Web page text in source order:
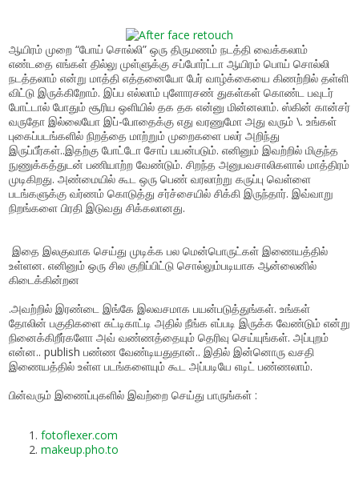
ஆயிரம் முறை “போய் சொல்லி” ஒரு திருமணம் நடத்தி வைக்கலாம்
எண்டதை எங்கள் தில்லு முள்ளுக்கு சப்போர்ட்டா ஆயிரம் பொய் சொல்லி
நடத்தலாம் என்று மாத்தி எத்தனையோ பேர் வாழ்க்கையை கிணற்றில் தள்ளி
விட்டு இருக்கிறோம். இப்ப எல்லாம் புளோரசண் துகள்கள் கொண்ட பவுடர்
போட்டால் போதும் சூரிய ஒளியில் தக தக என்னு மின்னலாம். ஸ்கின் கான்சர்
வருதோ இல்லையோ இப்-போதைக்கு எது வரணுமோ அது வரும் \. உங்கள்
புகைப்படங்களில் நிறத்தை மாற்றும் முறைகளை பலர் அறிந்து
இருப்பீர்கள்..இதற்கு போட்டோ சோப் பயன்படும். எனினும் இவற்றில் மிகுந்த
நுணுக்கத்துடன் பணியாற்ற வேண்டும். சிறந்த அனுபவசாலிகளால் மாத்திரம்
முடிகிறது. அண்மையில் கூட ஒரு பெண் வரலாற்று கருப்பு வெள்ளை
படங்களுக்கு வர்ணம் கொடுத்து சர்ச்சையில் சிக்கி இருந்தார். இவ்வாறு
நிறங்களை பிரதி இடுவது சிக்கலானது.
இதை இலகுவாக செய்து முடிக்க பல மென்பொருட்கள் இணையத்தில்
உள்ளன. எனினும் ஒரு சில குறிப்பிட்டு சொல்லும்படியாக ஆன்லைனில்
கிடைக்கின்றன
.அவற்றில் இரண்டை இங்கே இலவசமாக பயன்படுத்துங்கள். உங்கள்
தோலின் பகுதிகளை சுட்டிகாட்டி அதில் நீங்க எப்படி இருக்க வேண்டும் என்று
நினைக்கிறீர்களோ அவ் வண்ணத்தையும் தெரிவு செய்யுங்கள். அப்புறம்
என்ன.. publish பண்ண வேண்டியதுதான்.. இதில் இன்னொரு வசதி
இணையத்தில் உள்ள படங்களையும் கூட அப்படியே எடிட் பண்ணலாம்.
பின்வரும் இணைப்புகளில் இவற்றை செய்து பாருங்கள் :
fotoflexer.com
makeup.pho.to